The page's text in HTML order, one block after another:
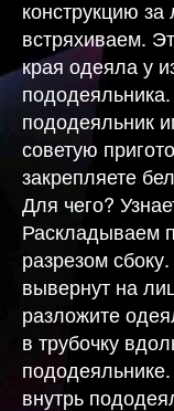
конструкцию
встряхиваем.
края одеяла у
пододеяльник
советую
закрепляете
Для чего?
Раскладываем
разрезом
вывернут на
разложите
в трубочку
внутрь